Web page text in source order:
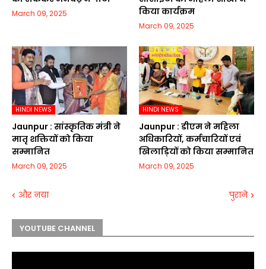
March 09, 2025
किया कार्यक्रम
March 09, 2025
HINDI NEWS
Jaunpur :​ सांस्कृतिक मंत्री ने
मातृ शक्तियों को किया
सम्मानित
March 09, 2025
HINDI NEWS
Jaunpur :​ डीएम ने महिला
अधिकारियों, कर्मचारियों एवं
खिलाड़ियों को किया सम्मानित
March 09, 2025
और नया पुराने
YOUTUBE CHANNEL